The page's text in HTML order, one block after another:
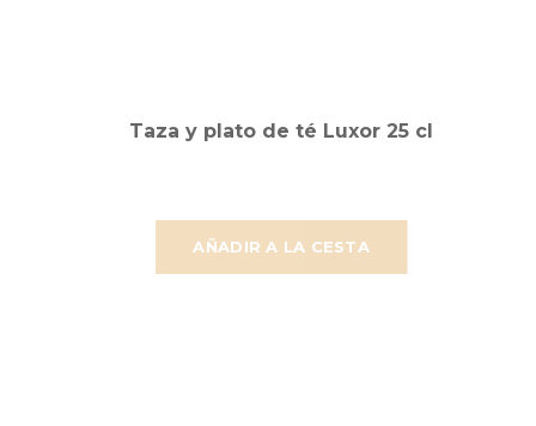
AÑADIR A LA CESTA
Taza y plato de té Luxor 25 cl